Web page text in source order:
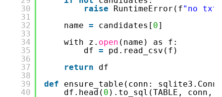
30
31
32
33
34
35
36
37
38
39
40
raise
RuntimeError(f"no
name = candidates[ 0]
with z. open (name) as f:
df =
pd.read_csv(f)
return
df
def
ensure_table(conn:
df.head( 0 ).to_sql(TABLE, conn,